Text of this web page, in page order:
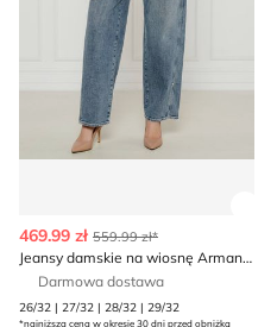
469.99 zł 559.99 zł*
Jeansy damskie na wiosnę Armani Exchange
Darmowa dostawa
26/32 | 27/32 | 28/32 | 29/32
*najniższa cena w okresie 30 dni przed obniżką